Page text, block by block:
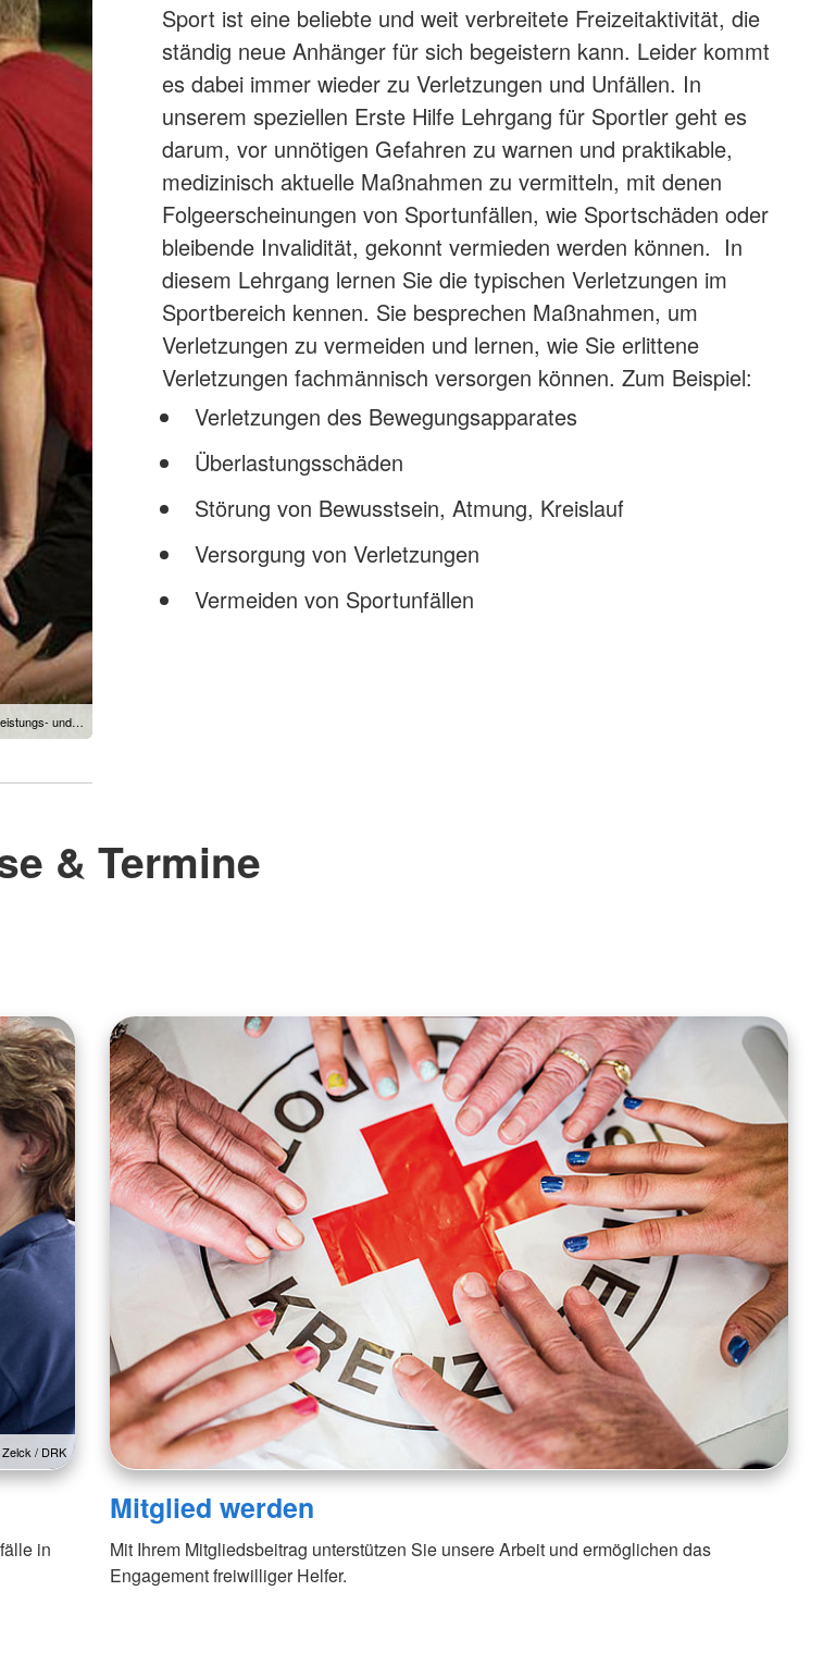
und…
Sport ist eine beliebte und weit verbreitete Freizeitaktivität, die
ständig neue Anhänger für sich begeistern kann. Leider kommt
es dabei immer wieder zu Verletzungen und Unfällen. In
unserem speziellen Erste Hilfe Lehrgang für Sportler geht es
darum, vor unnötigen Gefahren zu warnen und praktikable,
medizinisch aktuelle Maßnahmen zu vermitteln, mit denen
Folgeerscheinungen von Sportunfällen, wie Sportschäden oder
bleibende Invalidität, gekonnt vermieden werden können. In
diesem Lehrgang lernen Sie die typischen Verletzungen im
Sportbereich kennen. Sie besprechen Maßnahmen, um
Verletzungen zu vermeiden und lernen, wie Sie erlittene
Verletzungen fachmännisch versorgen können. Zum Beispiel:
Verletzungen des Bewegungsapparates
Überlastungsschäden
Störung von Bewusstsein, Atmung, Kreislauf
Versorgung von Verletzungen
Vermeiden von Sportunfällen
& Termine
/ DRK
in
Mitglied werden
Mit Ihrem Mitgliedsbeitrag unterstützen Sie unsere Arbeit und ermöglichen das
Engagement freiwilliger Helfer.